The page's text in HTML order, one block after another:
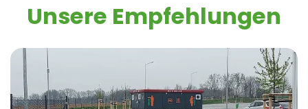
Unsere Empfehlungen